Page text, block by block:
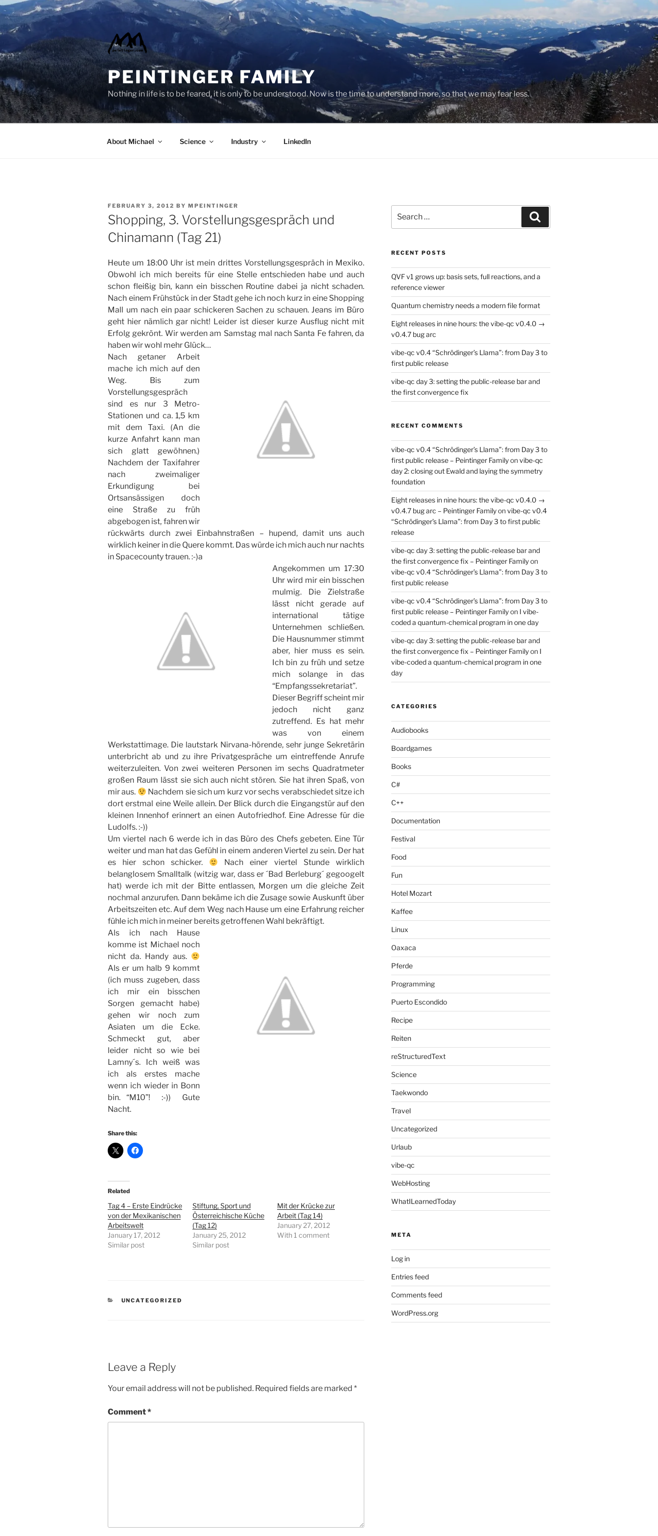
Skip
to
content
PEINTINGER FAMILY
Nothing in life is to be feared, it is only to be understood. Now is the time to understand more, so that we may fear less.
About Michael Science Industry LinkedIn
POSTED
ON
FEBRUARY 3, 2012 BY MPEINTINGER
Shopping, 3. Vorstellungsgespräch und
Chinamann (Tag 21)
Heute um 18:00 Uhr ist mein drittes Vorstellungsgespräch in Mexiko.
Obwohl ich mich bereits für eine Stelle entschieden habe und auch
schon fleißig bin, kann ein bisschen Routine dabei ja nicht schaden.
Nach einem Frühstück in der Stadt gehe ich noch kurz in eine Shopping
Mall um nach ein paar schickeren Sachen zu schauen. Jeans im Büro
geht hier nämlich gar nicht! Leider ist dieser kurze Ausflug nicht mit
Erfolg gekrönt. Wir werden am Samstag mal nach Santa Fe fahren, da
haben wir wohl mehr Glück…
Nach getaner Arbeit
mache ich mich auf den
Weg. Bis zum
Vorstellungsgespräch
sind es nur 3 Metro-
Stationen und ca. 1,5 km
mit dem Taxi. (An die
kurze Anfahrt kann man
sich glatt gewöhnen.)
Nachdem der Taxifahrer
nach zweimaliger
Erkundigung bei
Ortsansässigen doch
eine Straße zu früh
abgebogen ist, fahren wir
rückwärts durch zwei Einbahnstraßen – hupend, damit uns auch
wirklich keiner in die Quere kommt. Das würde ich mich auch nur nachts
in Spacecounty trauen. :-)a
Angekommen um 17:30
Uhr wird mir ein bisschen
mulmig. Die Zielstraße
lässt nicht gerade auf
international tätige
Unternehmen schließen.
Die Hausnummer stimmt
aber, hier muss es sein.
Ich bin zu früh und setze
mich solange in das
“Empfangssekretariat”.
Dieser Begriff scheint mir
jedoch nicht ganz
zutreffend. Es hat mehr
was von einem
Werkstattimage. Die lautstark Nirvana-hörende, sehr junge Sekretärin
unterbricht ab und zu ihre Privatgespräche um eintreffende Anrufe
weiterzuleiten. Von zwei weiteren Personen im sechs Quadratmeter
großen Raum lässt sie sich auch nicht stören. Sie hat ihren Spaß, von
mir aus.
Nachdem sie sich um kurz vor sechs verabschiedet sitze ich
dort erstmal eine Weile allein. Der Blick durch die Eingangstür auf den
kleinen Innenhof erinnert an einen Autofriedhof. Eine Adresse für die
Ludolfs. :-))
Um viertel nach 6 werde ich in das Büro des Chefs gebeten. Eine Tür
weiter und man hat das Gefühl in einem anderen Viertel zu sein. Der hat
es hier schon schicker.
Nach einer viertel Stunde wirklich
belanglosem Smalltalk (witzig war, dass er ´Bad Berleburg´ gegoogelt
hat) werde ich mit der Bitte entlassen, Morgen um die gleiche Zeit
nochmal anzurufen. Dann bekäme ich die Zusage sowie Auskunft über
Arbeitszeiten etc. Auf dem Weg nach Hause um eine Erfahrung reicher
fühle ich mich in meiner bereits getroffenen Wahl bekräftigt.
Als ich nach Hause
komme ist Michael noch
nicht da. Handy aus.
Als er um halb 9 kommt
(ich muss zugeben, dass
ich mir ein bisschen
Sorgen gemacht habe)
gehen wir noch zum
Asiaten um die Ecke.
Schmeckt gut, aber
leider nicht so wie bei
Lamny´s. Ich weiß was
ich als erstes mache
wenn ich wieder in Bonn
bin. “M10”! :-)) Gute
Nacht.
Share this:
Related
Tag 4 – Erste Eindrücke
von der Mexikanischen
Arbeitswelt
January 17, 2012
Similar post
Stiftung, Sport und
Österreichische Küche
(Tag 12)
January 25, 2012
Similar post
Mit der Krücke zur
Arbeit (Tag 14)
January 27, 2012
With 1 comment
CATEGORIES
UNCATEGORIZED
Leave a Reply
Your email address will not be published. Required fields are marked *
Comment*
for:
RECENT POSTS
QVF v1 grows up: basis sets, full reactions, and a
reference viewer
Quantum chemistry needs a modern file format
Eight releases in nine hours: the vibe-qc v0.4.0 →
v0.4.7 bug arc
vibe-qc v0.4 “Schrödinger’s Llama”: from Day 3 to
first public release
vibe-qc day 3: setting the public-release bar and
the first convergence fix
RECENT COMMENTS
vibe-qc v0.4 “Schrödinger’s Llama”: from Day 3 to
first public release – Peintinger Familyonvibe-qc
day 2: closing out Ewald and laying the symmetry
foundation
Eight releases in nine hours: the vibe-qc v0.4.0 →
v0.4.7 bug arc – Peintinger Familyonvibe-qc v0.4
“Schrödinger’s Llama”: from Day 3 to first public
release
vibe-qc day 3: setting the public-release bar and
the first convergence fix – Peintinger Familyon
vibe-qc v0.4 “Schrödinger’s Llama”: from Day 3 to
first public release
vibe-qc v0.4 “Schrödinger’s Llama”: from Day 3 to
first public release – Peintinger Familyon I vibe-
coded a quantum-chemical program in one day
vibe-qc day 3: setting the public-release bar and
the first convergence fix – Peintinger Familyon I
vibe-coded a quantum-chemical program in one
day
CATEGORIES
Audiobooks
Boardgames
Books
C#
C++
Documentation
Festival
Food
Fun
Hotel Mozart
Kaffee
Linux
Oaxaca
Pferde
Programming
Puerto Escondido
Recipe
Reiten
reStructuredText
Science
Taekwondo
Travel
Uncategorized
Urlaub
vibe-qc
WebHosting
WhatILearnedToday
META
Log in
Entries feed
Comments feed
WordPress.org